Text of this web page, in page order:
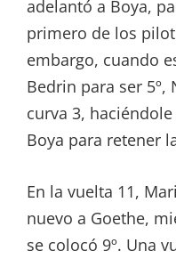
adelantó a Boya,
primero de los
embargo, cuando
Bedrin para ser
curva 3,
Boya para retener
En la vuelta 11,
nuevo a Goethe,
se colocó 9º. Una